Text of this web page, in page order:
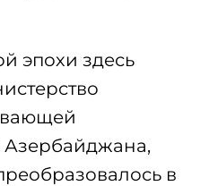
эпохи здесь
в